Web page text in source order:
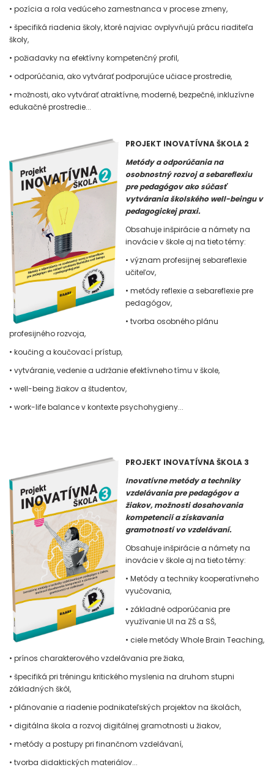
• pozícia a rola vedúceho zamestnanca v procese zmeny,
• špecifiká riadenia školy, ktoré najviac ovplyvňujú prácu riaditeľa
školy,
• požiadavky na efektívny kompetenčný profil,
• odporúčania, ako vytvárať podporujúce učiace prostredie,
• možnosti, ako vytvárať atraktívne, moderné, bezpečné, inkluzívne
edukačné prostredie...
PROJEKT INOVATÍVNA ŠKOLA 2
Metódy a odporúčania na
osobnostný rozvoj a sebareflexiu
pre pedagógov ako súčasť
vytvárania školského well-beingu v
pedagogickej praxi.
Obsahuje inšpirácie a námety na
inovácie v škole aj na tieto témy:
• význam profesijnej sebareflexie
učiteľov,
• metódy reflexie a sebareflexie pre
pedagógov,
• tvorba osobného plánu
profesijného rozvoja,
• koučing a koučovací prístup,
• vytváranie, vedenie a udržanie efektívneho tímu v škole,
• well-being žiakov a študentov,
• work-life balance v kontexte psychohygieny...
PROJEKT INOVATÍVNA ŠKOLA 3
Inovatívne metódy a techniky
vzdelávania pre pedagógov a
žiakov, možnosti dosahovania
kompetencií a získavania
gramotností vo vzdelávaní.
Obsahuje inšpirácie a námety na
inovácie v škole aj na tieto témy:
• Metódy a techniky kooperatívneho
vyučovania,
• základné odporúčania pre
využívanie UI na ZŠ a SŠ,
• ciele metódy Whole Brain Teaching,
• prínos charakterového vzdelávania pre žiaka,
• špecifiká pri tréningu kritického myslenia na druhom stupni
základných škôl,
• plánovanie a riadenie podnikateľských projektov na školách,
• digitálna škola a rozvoj digitálnej gramotnosti u žiakov,
• metódy a postupy pri finančnom vzdelávaní,
• tvorba didaktických materiálov...